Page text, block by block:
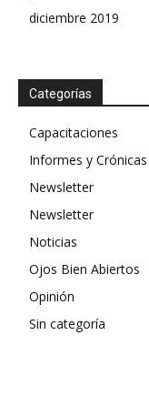
diciembre 2019
Categorías
Capacitaciones
Informes y Crónicas
Newsletter
Newsletter
Noticias
Ojos Bien Abiertos
Opinión
Sin categoría